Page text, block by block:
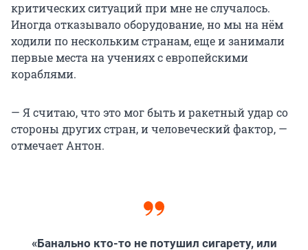
критических ситуаций при мне не случалось.
Иногда отказывало оборудование, но мы на нём
ходили по нескольким странам, еще и занимали
первые места на учениях с европейскими
кораблями.
— Я считаю, что это мог быть и ракетный удар со
стороны других стран, и человеческий фактор, —
отмечает Антон.
«Банально кто-то не потушил сигарету, или